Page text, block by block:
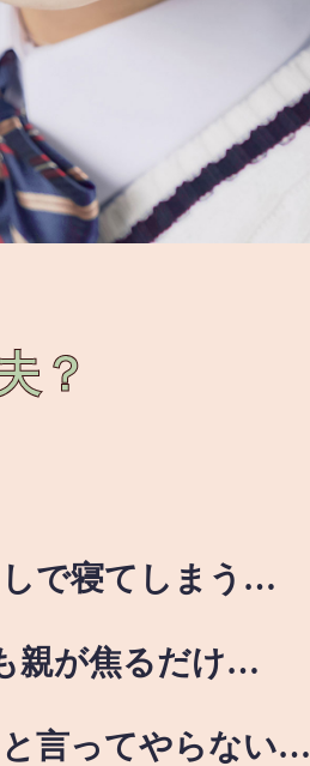
？
しで寝てしまう…
親が焦るだけ…
と言ってやらない…